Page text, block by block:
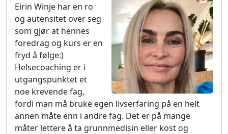
Eirin Winje har en ro
og autensitet over seg
som gjør at hennes
foredrag og kurs er en
fryd å følge:)
Helsecoaching er i
utgangspunktet et
noe krevende fag,
fordi man må bruke egen livserfaring på en helt
annen måte enn i andre fag. Det er på mange
måter lettere å ta grunnmedisin eller kost og